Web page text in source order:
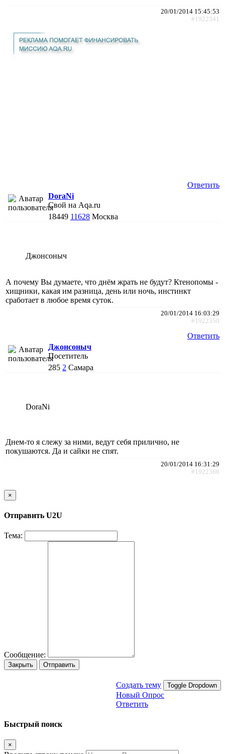
20/01/2014 15:45:53
#1922341
Ответить
DoraNi
Свой на Aqa.ru
18449 11628 Москва
Джонсоныч
А почему Вы думаете, что днём жрать не будут? Ктенопомы -
хищники, какая им разница, день или ночь, инстинкт
сработает в любое время суток.
20/01/2014 16:03:29
#1922350
Ответить
Джонсоныч
Посетитель
285 2 Самара
DoraNi
Днем-то я слежу за ними, ведут себя прилично, не
покушаются. Да и сайки не спят.
20/01/2014 16:31:29
#1922366
×
Отправить U2U
Тема:
Сообщение:
Закрыть Отправить
Создать тему Toggle Dropdown
Новый Опрос
Ответить
Быстрый поиск
×